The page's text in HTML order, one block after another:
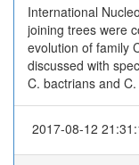
International
joining trees were
evolution of family
discussed with
C. bactrians and
2017-08-12